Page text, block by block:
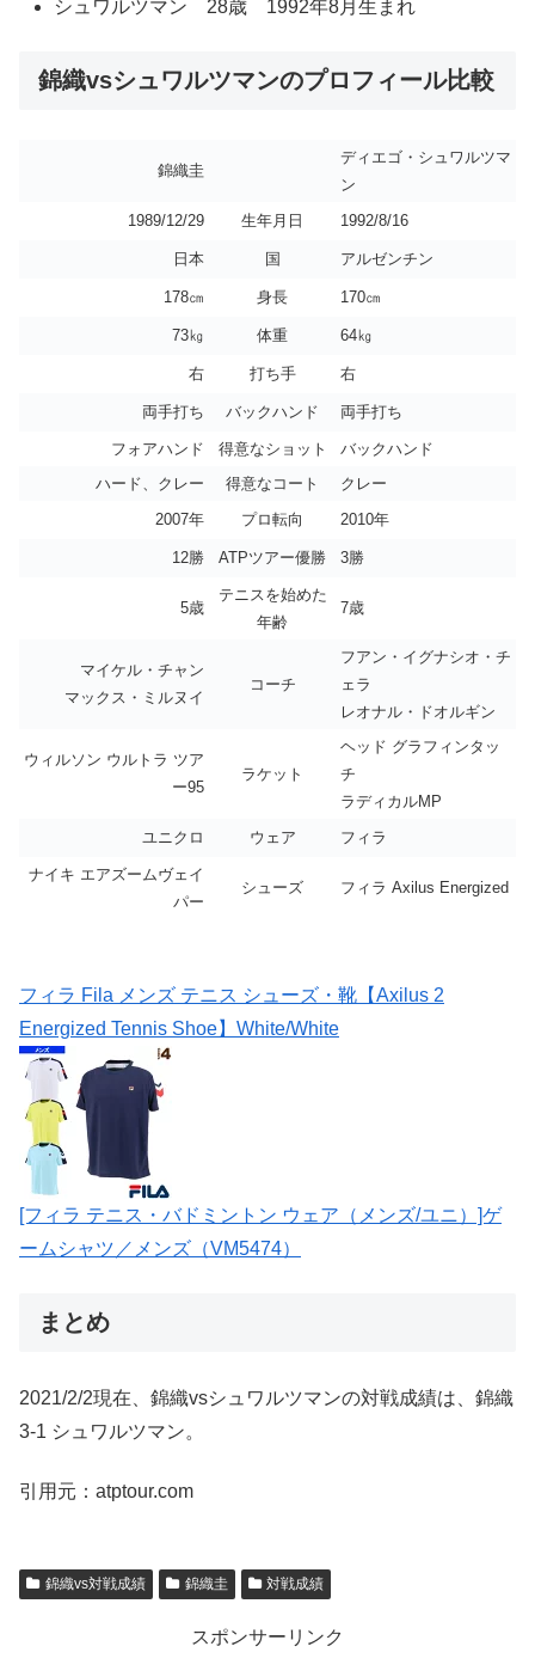
シュワルツマン 28歳 1992年8月生まれ
錦織vsシュワルツマンのプロフィール比較
錦織圭
ディエゴ・シュワルツマ
ン
1989/12/29
生年月日 1992/8/16
日本 国 アルゼンチン
178㎝ 身長 170㎝
73㎏ 体重 64㎏
右 打ち手 右
両手打ち バックハンド 両手打ち
フォアハンド 得意なショット
バックハンド
ハード、クレー
得意なコート
クレー
2007年
プロ転向 2010年
12勝 ATPツアー優勝 3勝
5歳
テニスを始めた
年齢
7歳
マイケル・チャン
マックス・ミルヌイ
コーチ
フアン・イグナシオ・チ
ェラ
レオナル・ドオルギン
ウィルソン ウルトラ ツア
ー95
ラケット
ヘッド グラフィンタッ
チ
ラディカルMP
ユニクロ
ウェア フィラ
ナイキ エアズームヴェイ
パー
シューズ フィラ Axilus Energized
フィラ Fila メンズ テニス シューズ・靴【Axilus 2
Energized Tennis Shoe】White/White
[フィラ テニス・バドミントン ウェア（メンズ/ユニ）]ゲ
ームシャツ／メンズ（VM5474）
まとめ
2021/2/2現在、錦織vsシュワルツマンの対戦成績は、錦織
3-1 シュワルツマン。
引用元：atptour.com
錦織vs対戦成績 錦織圭 対戦成績
スポンサーリンク